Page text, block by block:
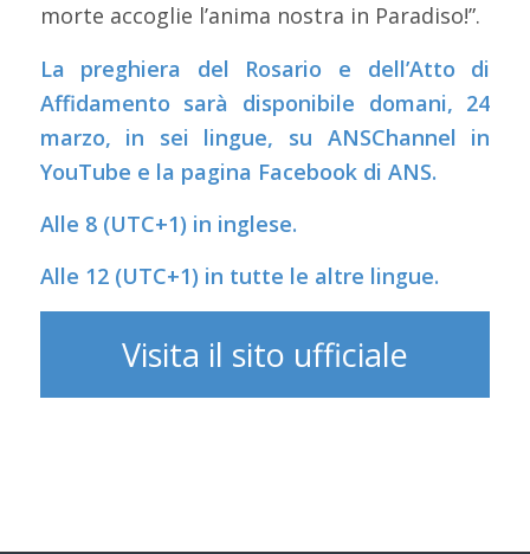
morte accoglie l’anima nostra in Paradiso!”.
La preghiera del Rosario e dell’Atto di
Affidamento sarà disponibile domani, 24
marzo, in sei lingue, su ANSChannel in
YouTube e la pagina Facebook di ANS.
Alle 8 (UTC+1) in inglese.
Alle 12 (UTC+1) in tutte le altre lingue.
Visita il sito ufficiale